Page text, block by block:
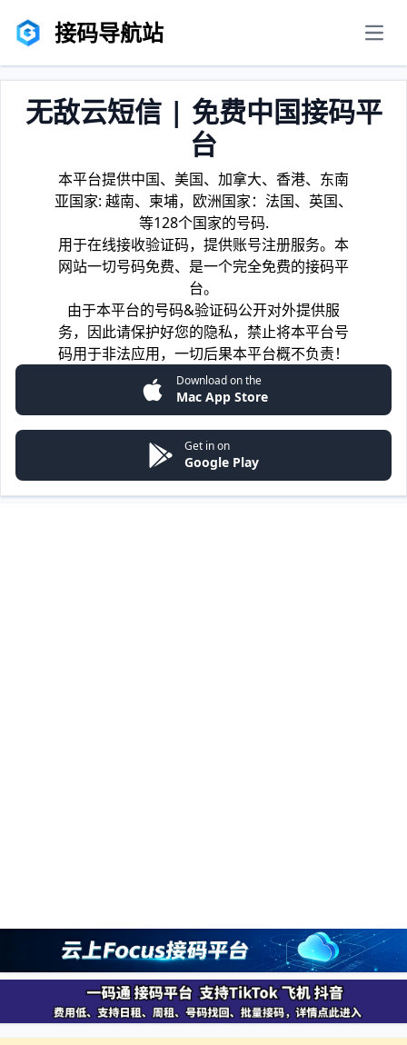
接码导航站
无敌云短信 | 免费中国接码平
台
本平台提供中国、美国、加拿大、香港、东南
亚国家: 越南、柬埔，欧洲国家：法国、英国、
等128个国家的号码.
用于在线接收验证码，提供账号注册服务。本
网站一切号码免费、是一个完全免费的接码平
台。
由于本平台的号码&验证码公开对外提供服
务，因此请保护好您的隐私，禁止将本平台号
码用于非法应用，一切后果本平台概不负责！
Download on the
Mac App Store
Get in on
Google Play